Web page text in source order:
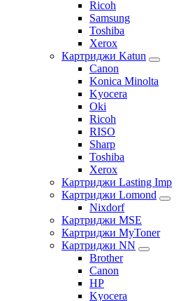
Ricoh
Samsung
Toshiba
Xerox
Картриджи Katun
Canon
Konica Minolta
Kyocera
Oki
Ricoh
RISO
Sharp
Toshiba
Xerox
Картриджи Lasting Imp
Картриджи Lomond
Nixdorf
Картриджи MSE
Картриджи MyToner
Картриджи NN
Brother
Canon
HP
Kyocera